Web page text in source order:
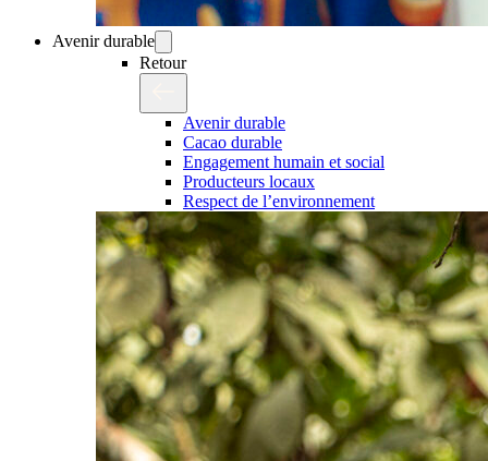
Avenir durable
Retour
Avenir durable
Cacao durable
Engagement humain et social
Producteurs locaux
Respect de l’environnement